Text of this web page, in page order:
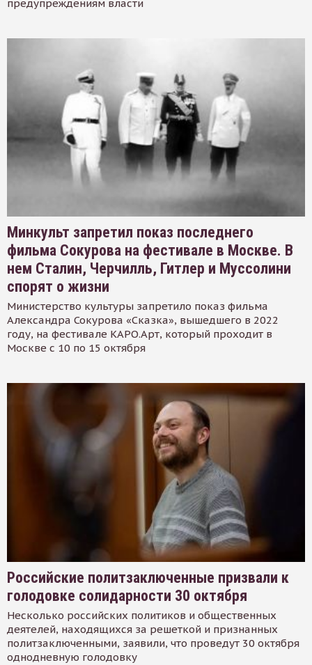
предупреждениям власти
Минкульт запретил показ последнего
фильма Сокурова на фестивале в Москве. В
нем Сталин, Черчилль, Гитлер и Муссолини
спорят о жизни
Министерство культуры запретило показ фильма
Александра Сокурова «Сказка», вышедшего в 2022
году, на фестивале КАРО.Арт, который проходит в
Москве с 10 по 15 октября
Российские политзаключенные призвали к
голодовке солидарности 30 октября
Несколько российских политиков и общественных
деятелей, находящихся за решеткой и признанных
политзаключенными, заявили, что проведут 30 октября
однодневную голодовку